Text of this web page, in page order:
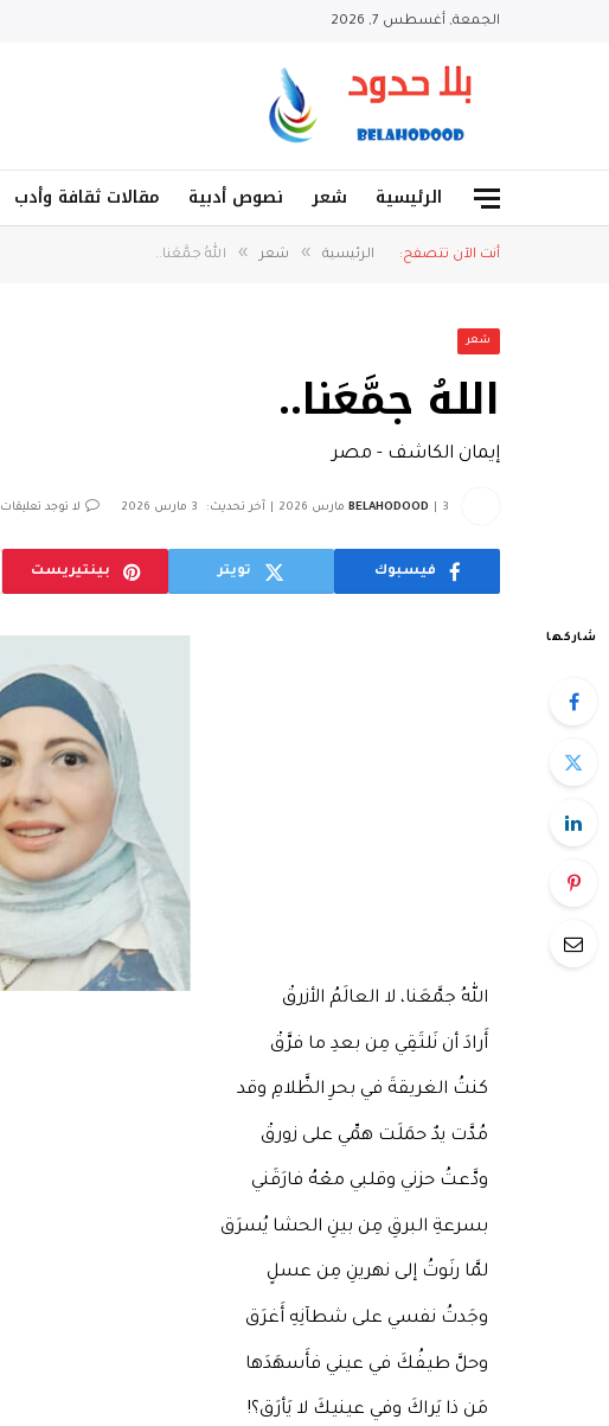
الجمعة, أغسطس 7, 2026
الرئيسية شعر نصوص أدبية مقالات ثقافة وأدب
أنت الآن تتصفح: الرئيسية » شعر » اللهُ جمَّعَنا..
شعر
اللهُ جمَّعَنا..
إيمان الكاشف - مصر
BELAHODOOD 3 مارس 2026 آخر تحديث: 3 مارس 2026 لا توجد تعليقات
فيسبوك تويتر بينتيريست
شاركها
اللهُ جمَّعَنا، لا العالَمُ الأزرقْ
أَرادَ أن نَلتَقِي مِن بعدِ ما فرَّقْ
كنتُ الغريقةَ في بحرِ الظَّلامِ وقد
مُدَّت يدٌ حمَلَت همِّي على زورقْ
ودَّعتُ حزني وقلبي معْهُ فارَقَني
بسرعةِ البرقِ مِن بينِ الحشا يُسرَق
لمَّا رنَوتُ إلى نهرينِ مِن عسلٍ
وجَدتُ نفسي على شطآنِهِ أَغرَق
وحلَّ طيفُكَ في عيني فأَسهَدَها
مَن ذا يَراكَ وفي عينيكَ لا يَأرَق؟!